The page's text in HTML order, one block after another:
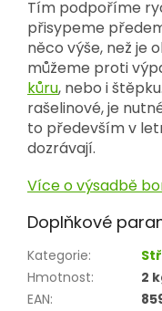
Tím podpoříme
přisypeme
něco výše, než je
můžeme proti
kůru, nebo i
rašelinové, je
to především v
dozrávají.
Více o výsadbě
Doplňkové
Kategorie:
Hmotnost:
2
EAN: